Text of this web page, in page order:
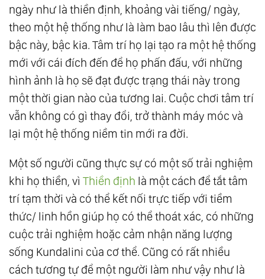
ngày như là thiền định, khoảng vài tiếng/ ngày,
theo một hệ thống như là làm bao lâu thì lên được
bậc này, bậc kia. Tâm trí họ lại tạo ra một hệ thống
mới với cái đích đến để họ phấn đấu, với những
hình ảnh là họ sẽ đạt được trạng thái này trong
một thời gian nào của tương lai. Cuộc chơi tâm trí
vẫn không có gì thay đổi, trở thành máy móc và
lại một hệ thống niềm tin mới ra đời.
Một số người cũng thực sự có một số trải nghiệm
khi họ thiền, vì Thiền định là một cách để tắt tâm
trí tạm thời và có thể kết nối trực tiếp với tiềm
thức/ linh hồn giúp họ có thể thoát xác, có những
cuộc trải nghiệm hoặc cảm nhận năng lượng
sống Kundalini của cơ thể. Cũng có rất nhiều
cách tương tự để một người làm như vậy như là